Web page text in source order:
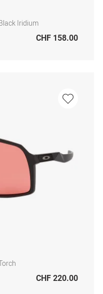
Iridium
CHF 158.00
CHF 220.00